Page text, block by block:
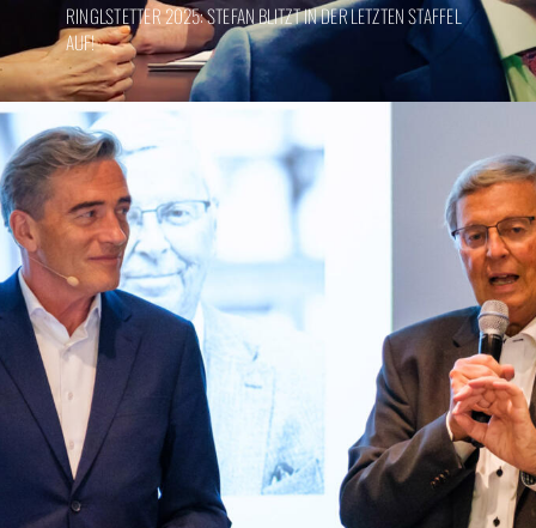
RINGLSTETTER 2025: STEFAN BLITZT IN DER LETZTEN STAFFEL
AUF!